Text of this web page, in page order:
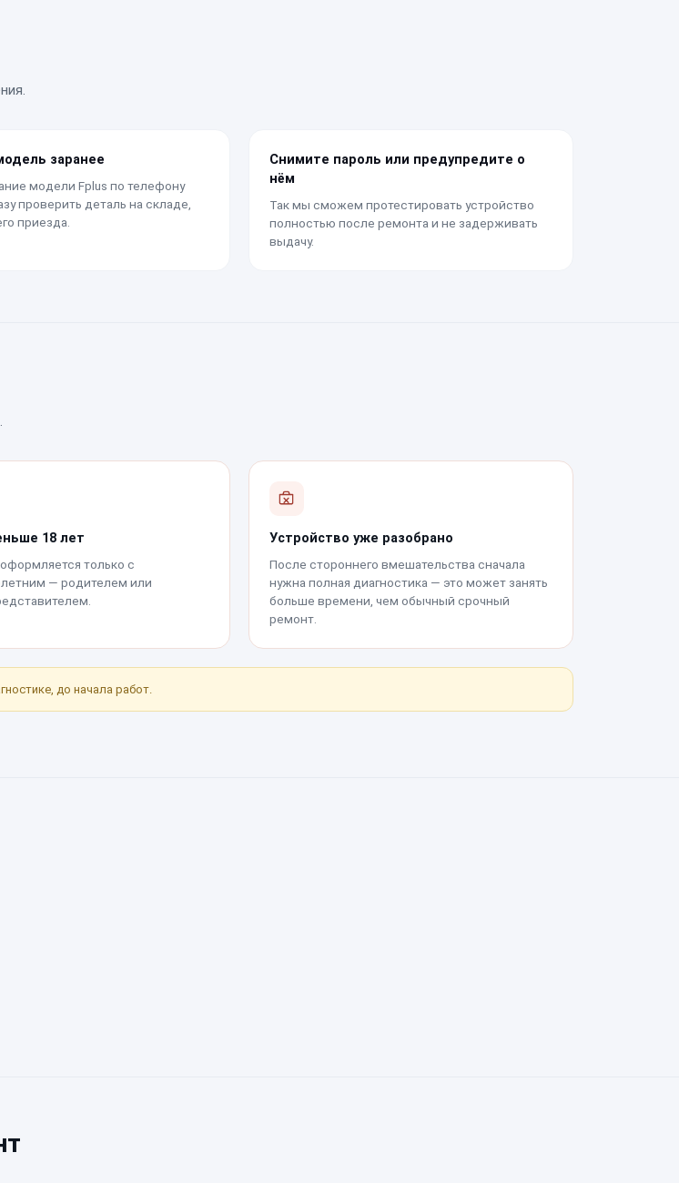
заранее
модели Fplus по телефону
проверить деталь на складе,
приезда.
Снимите пароль или предупредите о
нём
Так мы сможем протестировать устройство
полностью после ремонта и не задерживать
выдачу.
18 лет
только с
— родителем или
Устройство уже разобрано
После стороннего вмешательства сначала
нужна полная диагностика — это может занять
больше времени, чем обычный срочный
ремонт.
до начала работ.